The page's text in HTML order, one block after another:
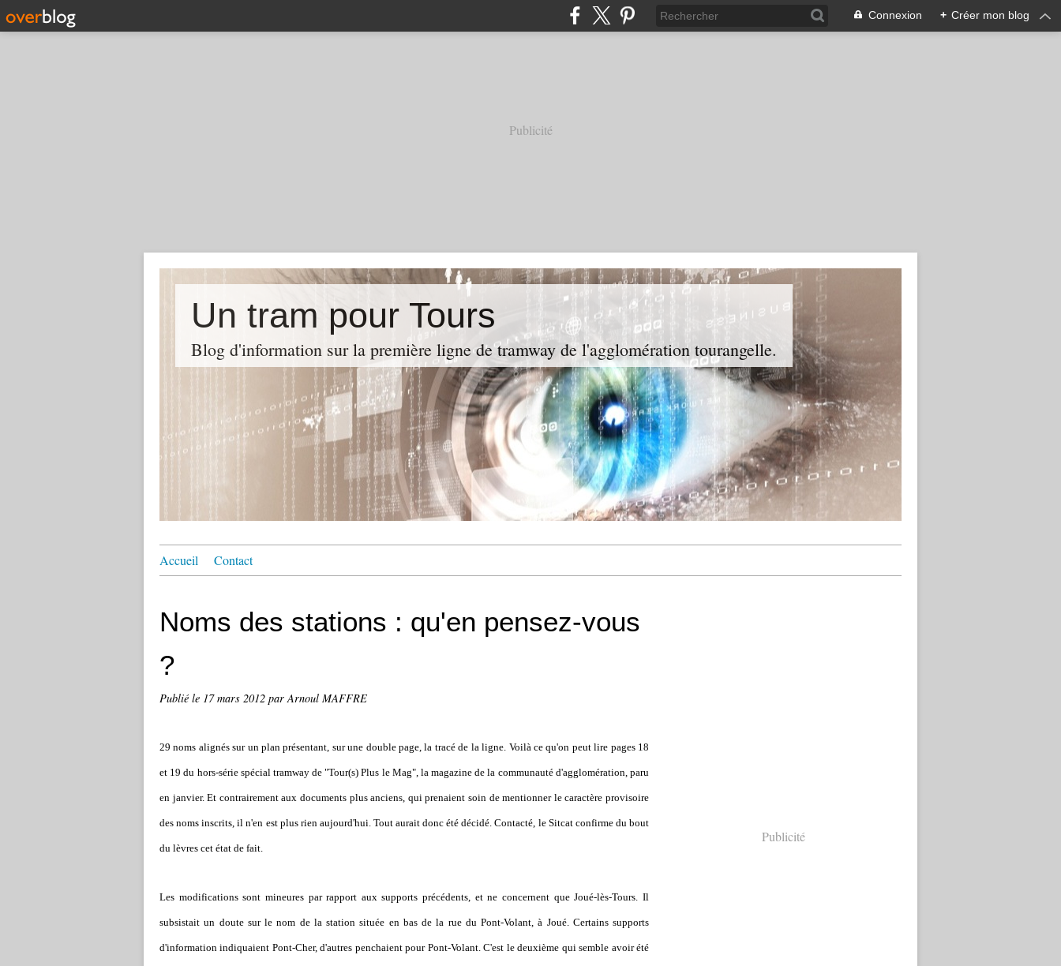
Connexion + Créer mon blog
Publicité
Un tram pour Tours
Blog d'information sur la première ligne de tramway de l'agglomération tourangelle.
Accueil Contact
Noms des stations : qu'en pensez-vous
?
Publié le 17 mars 2012 par Arnoul MAFFRE
29 noms alignés sur un plan présentant, sur une double page, la tracé de la ligne. Voilà ce qu'on peut lire pages 18
et 19 du hors-série spécial tramway de "Tour(s) Plus le Mag", la magazine de la communauté d'agglomération, paru
en janvier. Et contrairement aux documents plus anciens, qui prenaient soin de mentionner le caractère provisoire
des noms inscrits, il n'en est plus rien aujourd'hui. Tout aurait donc été décidé. Contacté, le Sitcat confirme du bout
du lèvres cet état de fait.
Les modifications sont mineures par rapport aux supports précédents, et ne concernent que Joué-lès-Tours. Il
subsistait un doute sur le nom de la station située en bas de la rue du Pont-Volant, à Joué. Certains supports
d'information indiquaient Pont-Cher, d'autres penchaient pour Pont-Volant. C'est le deuxième qui semble avoir été
Publicité